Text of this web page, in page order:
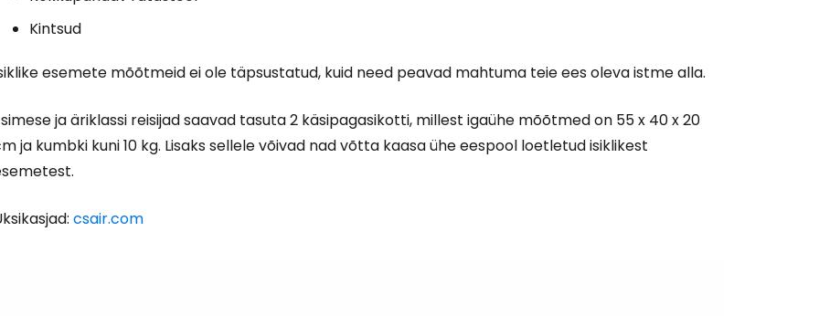
Kintsud
esemete mõõtmeid ei ole täpsustatud, kuid need peavad mahtuma teie ees oleva istme alla.
ja äriklassi reisijad saavad tasuta 2 käsipagasikotti, millest igaühe mõõtmed on 55 x 40 x 20
ja kumbki kuni 10 kg. Lisaks sellele võivad nad võtta kaasa ühe eespool loetletud isiklikest
csair.com